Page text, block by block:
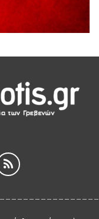
Παράδοσης»
Γρεβενών
εργασίες
Τεντόγλου»